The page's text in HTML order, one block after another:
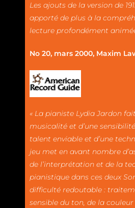
Les ajouts de la version de
apporté de plus à la
lecture profondément
No 20, mars 2000, Maxim
« La pianiste Lydia Jardon
musicalité et d’une
talent enviable et d’une
jeu met en avant nombre
de l’interprétation et de la
pianistique dans ces deux
difficulté redoutable :
sensible du ton, de la